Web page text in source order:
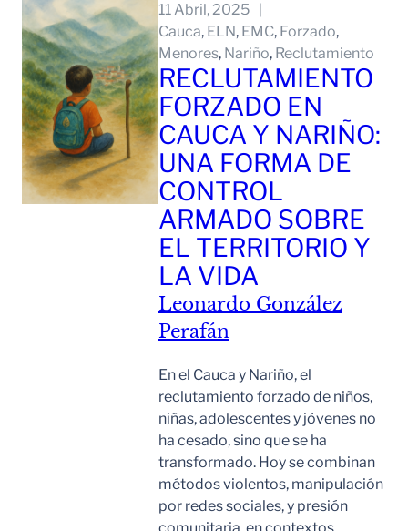
11 Abril, 2025
Cauca, ELN, EMC, Forzado
Menores, Nariño, Reclutamiento
RECLUTAMIENTO
FORZADO EN
CAUCA Y NARIÑO:
UNA FORMA DE
CONTROL
ARMADO SOBRE
EL TERRITORIO Y
LA VIDA
Leonardo González
Perafán
En el Cauca y Nariño, el
reclutamiento forzado de niños,
niñas, adolescentes y jóvenes no
ha cesado, sino que se ha
transformado. Hoy se combinan
métodos violentos, manipulación
por redes sociales, y presión